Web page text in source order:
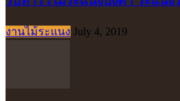
งานไม้ระแนง July 4, 2019